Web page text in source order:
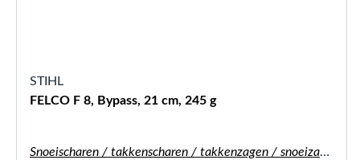
STIHL
FELCO F 8, Bypass, 21 cm, 245 g
Snoeischaren / takkenscharen / takkenzagen / snoeizagen